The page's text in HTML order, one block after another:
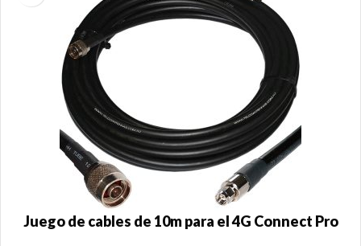
Juego de cables de 10m para el 4G Connect Pro